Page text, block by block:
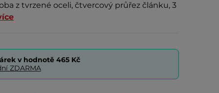
z tvrzené oceli, čtvercový průřez článku, 3
v hodnotě 465 Kč
ZDARMA